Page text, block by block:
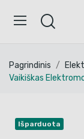
Pagrindinis
Vaikiškas
Išparduota